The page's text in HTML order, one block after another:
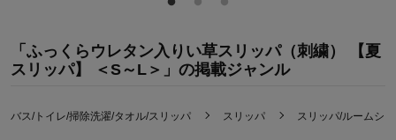
「ふっくらウレタン入りい草スリッパ（刺繍） 【夏
スリッパ】 ＜S～L＞」の掲載ジャンル
バス/トイレ/掃除洗濯/タオル/スリッパ スリッパ スリッパ/ルームシ